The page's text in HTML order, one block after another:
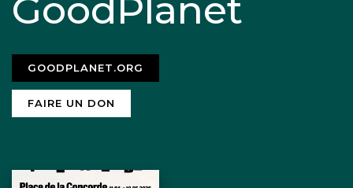
GOODPLANET.ORG
FAIRE UN DON